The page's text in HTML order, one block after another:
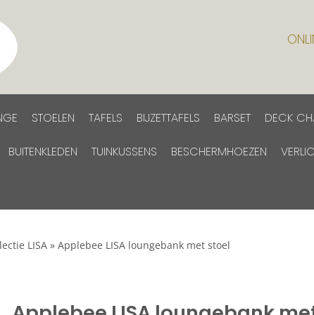
STOELEN TAFELS BIJZETTAFELS BARSET DECK
BUITENKLEDEN TUINKUSSENS BESCHERMHOEZEN
LISA » Applebee LISA loungebank met stoel